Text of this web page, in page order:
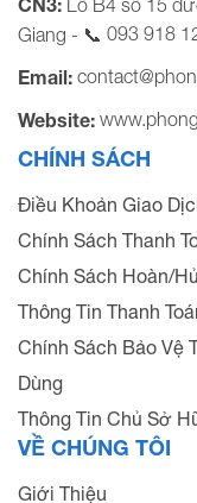
Website:
CHÍNH SÁCH
Chính Sách Thanh
Chính Sách Hoàn/
Thông Tin Thanh
Chính Sách Bảo Vệ
Dùng
Thông Tin Chủ Sở
VỀ CHÚNG TÔI
Giới Thiệu
Liên Hệ
CHẤP NHẬN